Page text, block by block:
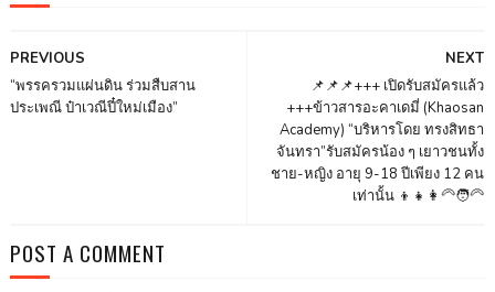
NEXT
📌📌📌+++ เปิดรับสมัครแล้ว
+++ข้าวสารอะคาเดมี่ (Khaosan
Academy) “บริหารโดย ทรงสิทธา
จันทรา”รับสมัครน้อง ๆ เยาวชนทั้ง
ชาย-หญิง อายุ 9-18 ปีเพียง 12 คน
เท่านั้น 👦👧👩‍🦳🧑‍🦳
PREVIOUS
“พรรครวมแผ่นดิน ร่วมสืบสาน
ประเพณี ป๋าเวณีปี๋ใหม่เมือง”
POST A COMMENT